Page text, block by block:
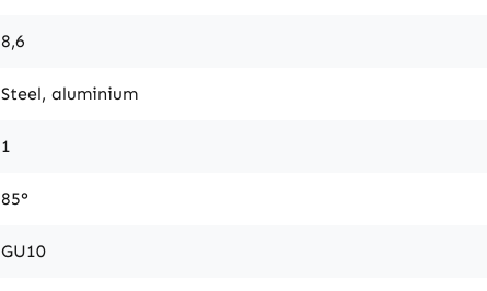
8,6
Steel, aluminium
1
85°
GU10